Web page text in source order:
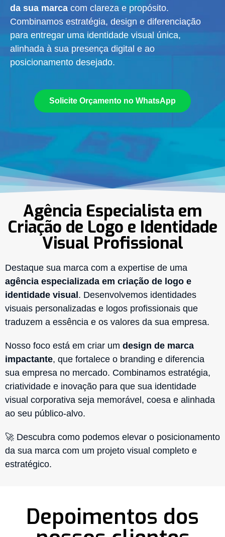
da sua marca com clareza e propósito.
Combinamos estratégia, design e diferenciação
para entregar uma identidade visual única,
alinhada à sua presença digital e ao
posicionamento desejado.
Solicite Orçamento no WhatsApp
Agência Especialista em
Criação de Logo e Identidade
Visual Profissional
Destaque sua marca com a expertise de uma
agência especializada em criação de logo e
identidade visual . Desenvolvemos identidades
visuais personalizadas e logos profissionais que
traduzem a essência e os valores da sua empresa.
Nosso foco está em criar um design de marca
impactante, que fortalece o branding e diferencia
sua empresa no mercado. Combinamos estratégia,
criatividade e inovação para que sua identidade
visual corporativa seja memorável, coesa e alinhada
ao seu público-alvo.
🚀 Descubra como podemos elevar o posicionamento
da sua marca com um projeto visual completo e
estratégico.
Depoimentos dos